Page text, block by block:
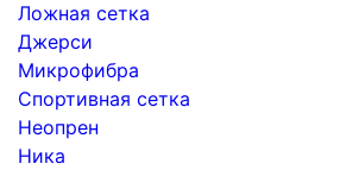
Ложная сетка
Джерси
Микрофибра
Спортивная сетка
Неопрен
Ника